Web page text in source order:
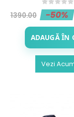
0out of
1390.00 -50%
ADAUGĂ ÎN
Vezi